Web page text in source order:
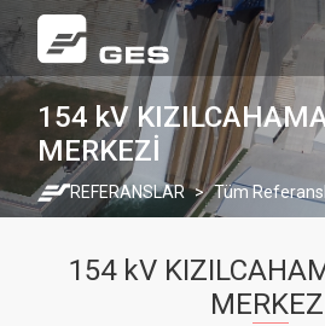
154 kV
MERKEZİ
REFERANSLAR Tüm
154 kV